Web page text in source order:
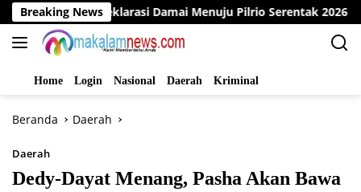
Langsung
ke
konten
Breaking News
Gelar Deklarasi Damai Menuju Pilrio Serentak 2026
Home Login Nasional Daerah Kriminal
Beranda Daerah
Daerah
Dedy-Dayat Menang, Pasha Akan Bawa